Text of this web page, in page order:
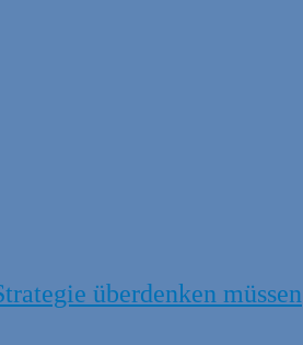
überdenken müssen